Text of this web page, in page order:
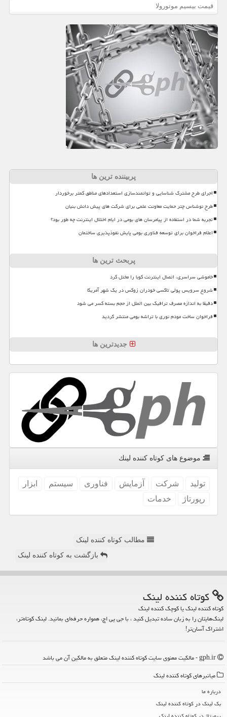
قیمت بیسیم موتورولا
پربیننده ترین ها
اجرای طرح مشترک شناسایی و توانمندسازی استعدادهای مناطق کمتر برخوردار
طرح نوشناس چتر حمایت معاونت علمی برای شرکت های پیش دانش بنیان
تجربه شما در استفاده از پیامرسان های بومی در ایام اختلال اینترنت چه طور بود؟
اعلام فراخوان برای توسعه فناوری بومی پایش نفوذپذیری ساختمان
پربحث ترین ها
خاموشی سراسری، اتصال اینترنت کوبا را مختل کرد
شروع سرویس پولی تاکسی خودران زوکس در یک شهر آمریکا
دقیقا به اندازه مصرف ترافیک بین الملل از حجم بسته کسر می شود
فراخوان ساخت مودم نوری با تراشه بومی منتشر گردید
جدیدترین ها
موضوع های كوتاه كننده لینك
تولید شركت آزمایش فناوری سیستم
ابزار
رپورتاژ
خدمات
مطالب کوتاه کننده لینک
بازگشت به کوتاه کننده لینک
كوتاه كننده لینك
کوتاه کننده لینک یا کوچک کننده لینک
لینک‌هایتان را به زبان ساده تبدیل کنید ، با جی پی اچ، همواره حرفه‌ای بمانید. لینک کوتاه‌تر،
اشتراک آسان‌تر!
میانبرهای كوتاه كننده لینك
درباره ما
بک لینک در كوتاه كننده لینك